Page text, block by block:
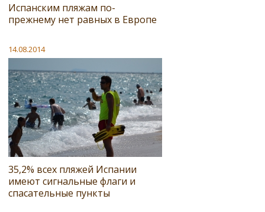
Испанским пляжам по-
прежнему нет равных в Европе
14.08.2014
35,2% всех пляжей Испании
имеют сигнальные флаги и
спасательные пункты